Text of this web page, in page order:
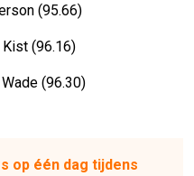
(95.66)
(96.16)
(96.30)
op één dag tijdens